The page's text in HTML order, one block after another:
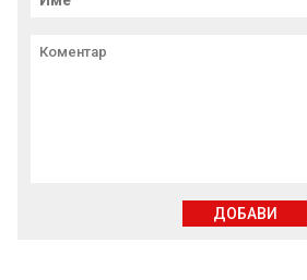
ДОБАВИ